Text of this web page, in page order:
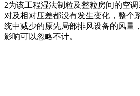
2为该工程湿法制粒及整粒房间的空
对及相对压差都没有发生变化，整个
统中减少的原先局部排风设备的风量
影响可以忽略不计。